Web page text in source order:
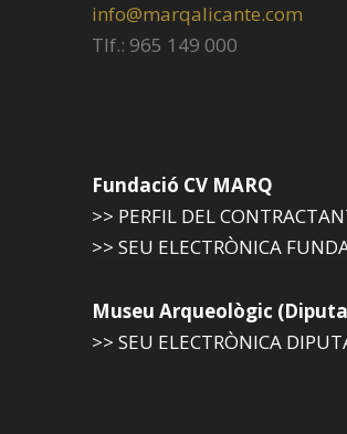
info@marqalicante.com
Tlf.: 965 149 000
Fundació CV MARQ
>> PERFIL DEL
>> SEU ELECTRÒNICA
Museu Arqueològic
>> SEU ELECTRÒNICA